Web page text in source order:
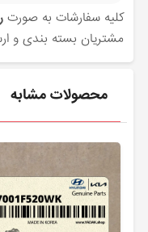
کلیه سفارشات به صورت
مشتریان بسته بندی و
محصولات مشابه